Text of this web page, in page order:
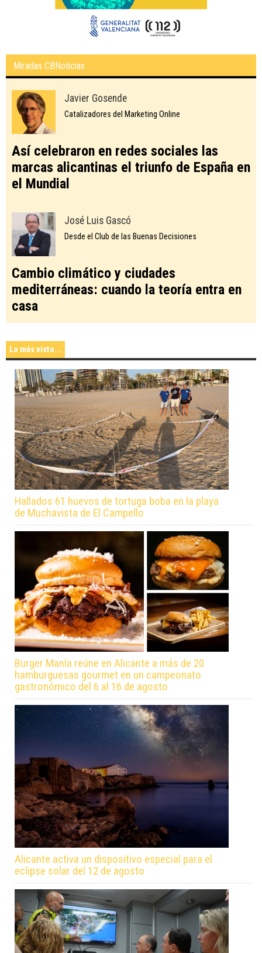
Miradas CBNoticias
Javier Gosende
Catalizadores del Marketing Online
Así celebraron en redes sociales las
marcas alicantinas el triunfo de España en
el Mundial
José Luis Gascó
Desde el Club de las Buenas Decisiones
Cambio climático y ciudades
mediterráneas: cuando la teoría entra en
casa
Lo más visto...
Hallados 61 huevos de tortuga boba en la playa
de Muchavista de El Campello
Burger Manía reúne en Alicante a más de 20
hamburguesas gourmet en un campeonato
gastronómico del 6 al 16 de agosto
Alicante activa un dispositivo especial para el
eclipse solar del 12 de agosto